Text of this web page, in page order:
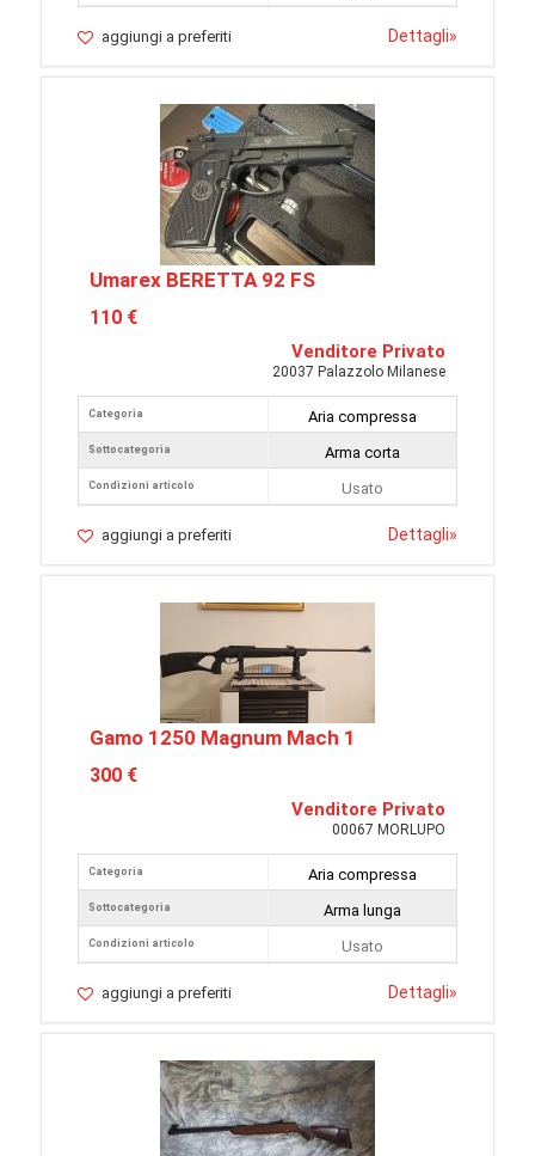
aggiungi a preferiti Dettagli»
Umarex BERETTA 92 FS
110 €
Venditore Privato
20037 Palazzolo Milanese
Categoria
Sottocategoria
Condizioni articolo
Aria compressa
Arma corta
Usato
aggiungi a preferiti Dettagli»
Gamo 1250 Magnum Mach 1
300 €
Venditore Privato
00067 MORLUPO
Categoria
Sottocategoria
Condizioni articolo
Aria compressa
Arma lunga
Usato
aggiungi a preferiti Dettagli»